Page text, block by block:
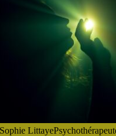
Sophie Littaye